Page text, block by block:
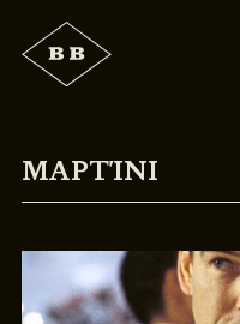
ΜΑΡΤΊΝΙ